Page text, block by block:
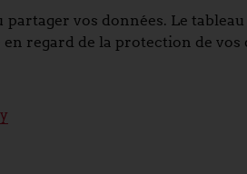
vos données. Le tableau
regard de la protection de vos